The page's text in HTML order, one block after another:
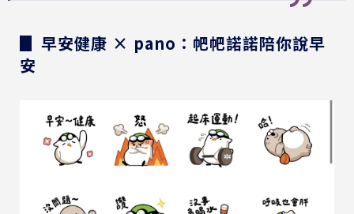
▊ 早安健康 × pano：帊帊諾諾陪你說早
安